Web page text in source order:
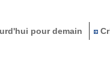
pour demain